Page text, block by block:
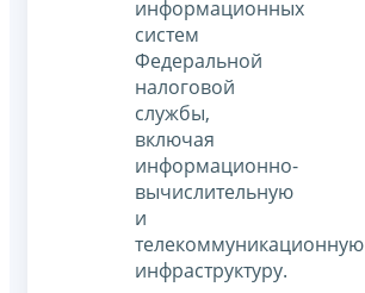
информационных
систем
Федеральной
налоговой
службы,
включая
информационно-
вычислительную
и
телекоммуникационную
инфраструктуру.